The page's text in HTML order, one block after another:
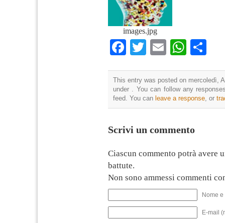
images.jpg
Facebook
TwitterEmail
This entry was posted on mercoledì,
under . You can follow any
feed. You can leave a response , or
Scrivi un commento
Ciascun commento potrà avere
battute.
Non sono ammessi commenti
Nome
E-mail